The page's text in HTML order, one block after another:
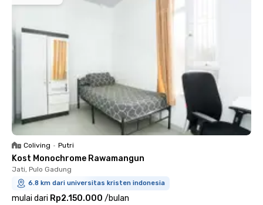
Coliving • Putri
Kost Monochrome Rawamangun
Jati, Pulo Gadung
6.8 km dari universitas kristen indonesia
mulai dari Rp2.150.000 /bulan